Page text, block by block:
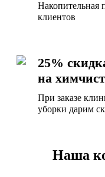
Накопительная
клиентов
25%
на
При заказе
уборки дарим
Наша